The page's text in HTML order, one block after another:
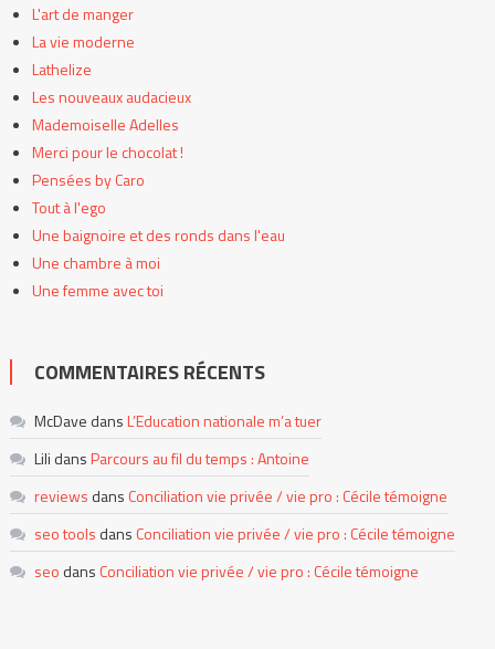
L'art de manger
La vie moderne
Lathelize
Les nouveaux audacieux
Mademoiselle Adelles
Merci pour le chocolat !
Pensées by Caro
Tout à l'ego
Une baignoire et des ronds dans l'eau
Une chambre à moi
Une femme avec toi
COMMENTAIRES RÉCENTS
McDave dansL’Education nationale m’a tuer
Lili dansParcours au fil du temps : Antoine
reviews dans Conciliation vie privée / vie pro : Cécile témoigne
seo tools dans Conciliation vie privée / vie pro : Cécile témoigne
seo dans Conciliation vie privée / vie pro : Cécile témoigne